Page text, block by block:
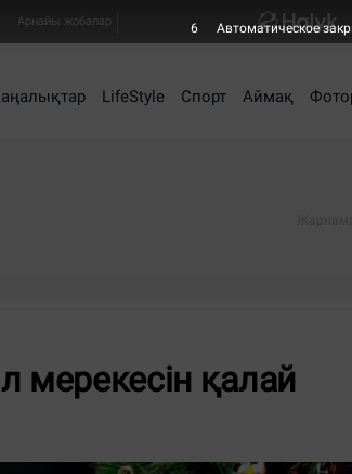
Арнайы жобалар
LifeStyle Спорт Аймақ
мерекесін қалай
6 Автоматическое